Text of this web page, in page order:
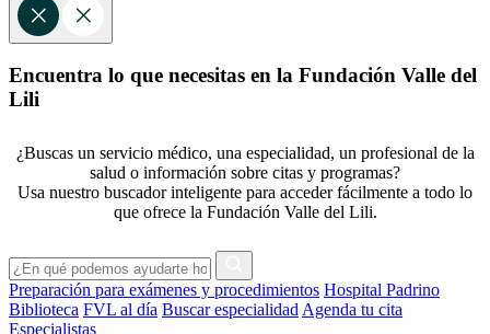
Encuentra lo que necesitas en la Fundación Valle del
Lili
¿Buscas un servicio médico, una especialidad, un profesional de la
salud o información sobre citas y programas?
Usa nuestro buscador inteligente para acceder fácilmente a todo lo
que ofrece la Fundación Valle del Lili.
Preparación para exámenes y procedimientos Hospital Padrino
Biblioteca FVL al día Buscar especialidad Agenda tu cita
Especialistas